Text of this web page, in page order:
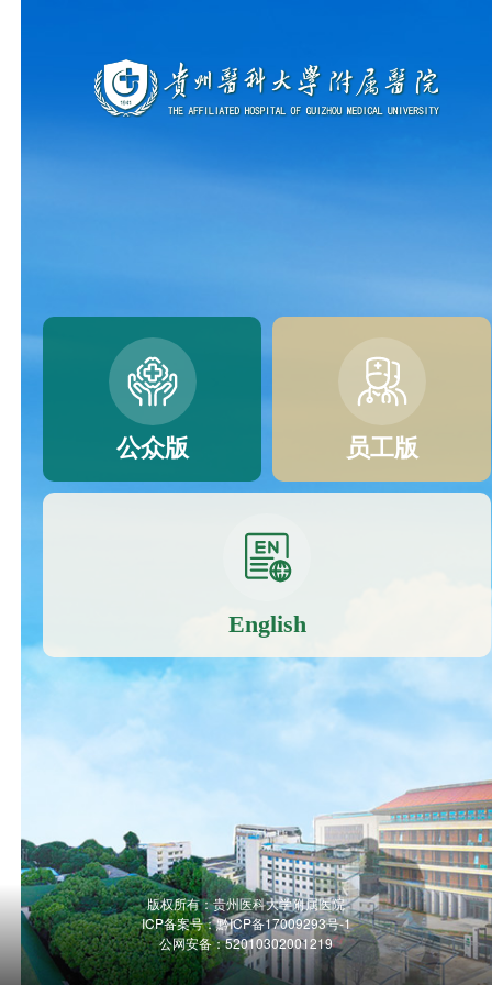
公众版 员工版
English
版权所有：贵州医科大学附属医院
ICP备案号：黔ICP备17009293号-1
公网安备：52010302001219